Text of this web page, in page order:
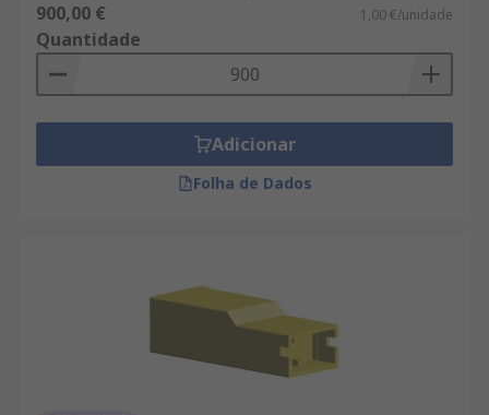
900,00 € 1,00 €/unidade
Quantidade
Adicionar
Folha de Dados